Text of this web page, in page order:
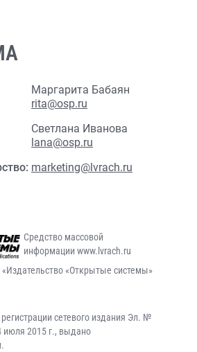
Маргарита Бабаян
rita@osp.ru
Светлана Иванова
lana@osp.ru
marketing@lvrach.ru
Средство массовой
информации www.lvrach.ru
«Открытые системы»
сетевого издания Эл. №
июля 2015 г., выдано